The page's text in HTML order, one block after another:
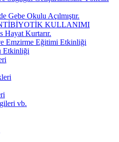
Gebe Okulu Açılmıştır.
KULLANIMI
Hayat Kurtarır.
Emzirme Eğitimi Etkinliği
Etkinliği
vb.